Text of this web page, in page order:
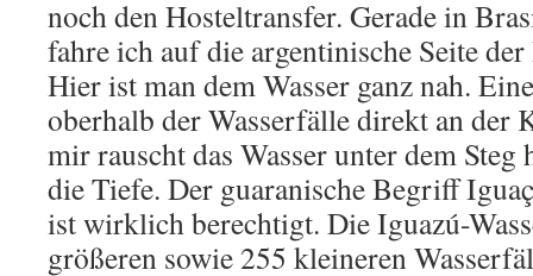
noch den Hos­tel­trans­fer. Ge­ra­de in
fahre ich auf die ar­gen­ti­ni­sche Seite
Hier ist man dem Was­ser ganz nah.
ober­halb der Was­ser­fäl­le di­rekt an der
mir rauscht das Was­ser unter dem
die Tiefe. Der gua­ra­ni­sche Be­griff
ist wirk­lich be­rech­tigt. Die Iguazú-
grö­ße­ren sowie 255 klei­ne­ren